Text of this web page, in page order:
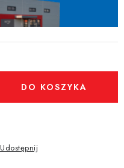
DO KOSZYKA
Udostępnij